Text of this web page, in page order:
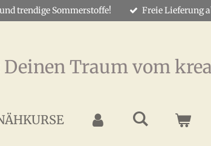
trendige Sommerstoffe! Freie Lieferung
Traum vom